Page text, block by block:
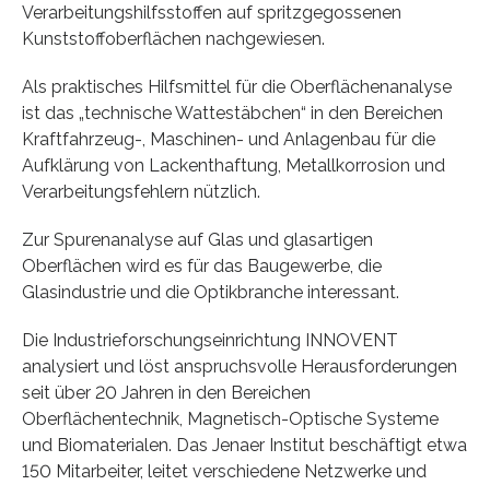
Verarbeitungshilfsstoffen auf spritzgegossenen
Kunststoffoberflächen nachgewiesen.
Als praktisches Hilfsmittel für die Oberflächenanalyse
ist das „technische Wattestäbchen“ in den Bereichen
Kraftfahrzeug-, Maschinen- und Anlagenbau für die
Aufklärung von Lackenthaftung, Metallkorrosion und
Verarbeitungsfehlern nützlich.
Zur Spurenanalyse auf Glas und glasartigen
Oberflächen wird es für das Baugewerbe, die
Glasindustrie und die Optikbranche interessant.
Die Industrieforschungseinrichtung INNOVENT
analysiert und löst anspruchsvolle Herausforderungen
seit über 20 Jahren in den Bereichen
Oberflächentechnik, Magnetisch-Optische Systeme
und Biomaterialen. Das Jenaer Institut beschäftigt etwa
150 Mitarbeiter, leitet verschiedene Netzwerke und